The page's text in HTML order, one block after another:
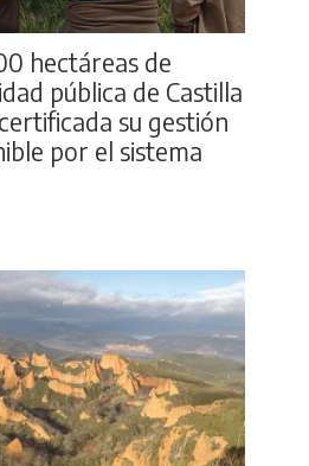
hectáreas de
pública de Castilla
su gestión
por el sistema